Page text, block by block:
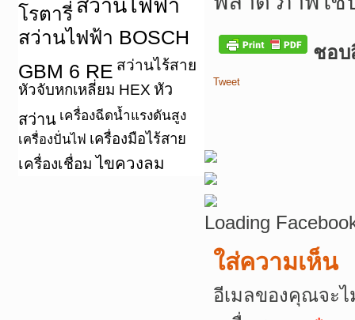
โรตารี่ สว่านไฟฟ้า
สว่านไฟฟ้า BOSCH
GBM 6 RE สว่านไร้สาย
หัวจับหกเหลี่ยม HEX หัว
สว่าน เครื่องฉีดน้ำแรงดันสูง
เครื่องปั่นไฟ เครื่องมือไร้สาย
เครื่องเชื่อม ไขควงลม
ชอบ
Tweet
Loading
ใส่ความเห็น
อีเมลของคุณจะ